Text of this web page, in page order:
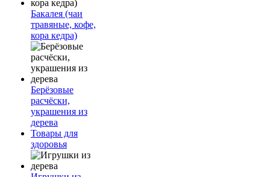
Бакалея (чаи
травяные, кофе,
кора кедра)
Берёзовые
расчёски,
украшения из
дерева
Товары для
здоровья